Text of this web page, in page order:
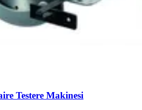
Testere Makinesi